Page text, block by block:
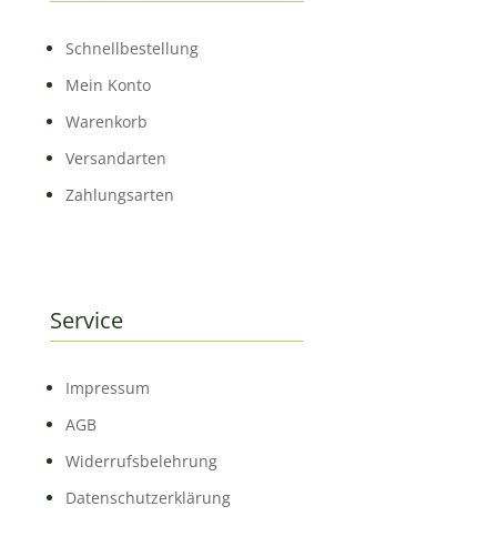
Schnell­bestellung
Mein Konto
Warenkorb
Versandarten
Zahlungsarten
Service
Impressum
AGB
Widerrufsbelehrung
Datenschutzerklärung